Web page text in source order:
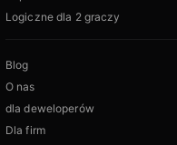
Logiczne dla 2 graczy
Blog
O nas
dla deweloperów
Dla firm